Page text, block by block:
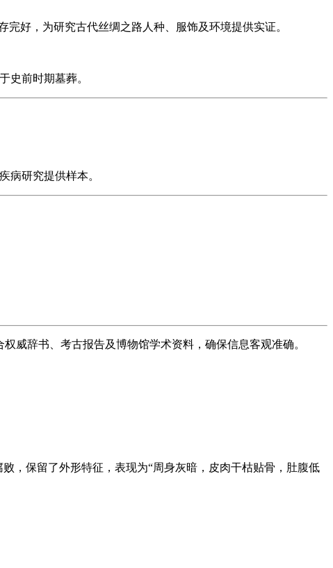
好，为研究古代丝绸之路人种、服饰及环境提供实证。
史前时期墓葬。
病研究提供样本。
威辞书、考古报告及博物馆学术资料，确保信息客观准确。
，保留了外形特征，表现为“周身灰暗，皮肉干枯贴骨，肚腹低